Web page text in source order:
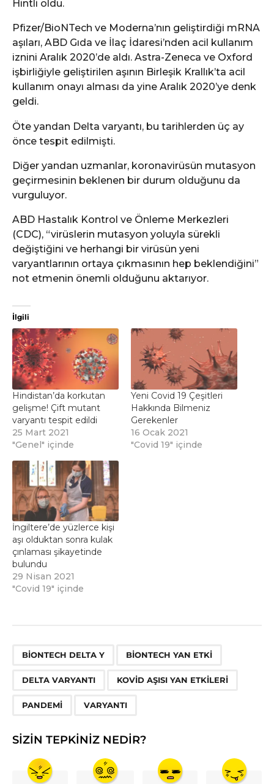
Hintli oldu.
Pfizer/BioNTech ve Moderna’nın geliştirdiği mRNA
aşıları, ABD Gıda ve İlaç İdaresi’nden acil kullanım
iznini Aralık 2020’de aldı. Astra-Zeneca ve Oxford
işbirliğiyle geliştirilen aşının Birleşik Krallık’ta acil
kullanım onayı alması da yine Aralık 2020’ye denk
geldi.
Öte yandan Delta varyantı, bu tarihlerden üç ay
önce tespit edilmişti.
Diğer yandan uzmanlar, koronavirüsün mutasyon
geçirmesinin beklenen bir durum olduğunu da
vurguluyor.
ABD Hastalık Kontrol ve Önleme Merkezleri
(CDC), “virüslerin mutasyon yoluyla sürekli
değiştiğini ve herhangi bir virüsün yeni
varyantlarının ortaya çıkmasının hep beklendiğini”
not etmenin önemli olduğunu aktarıyor.
İlgili
Hindistan’da korkutan
gelişme! Çift mutant
varyantı tespit edildi
25 Mart 2021
"Genel" içinde
Yeni Covid 19 Çeşitleri
Hakkında Bilmeniz
Gerekenler
16 Ocak 2021
"Covid 19" içinde
İngiltere’de yüzlerce kişi
aşı olduktan sonra kulak
çınlaması şikayetinde
bulundu
29 Nisan 2021
"Covid 19" içinde
BIONTECH DELTA Y BIONTECH YAN ETKI
DELTA VARYANTI KOVID AŞISI YAN ETKILERI
PANDEMI VARYANTI
SIZIN TEPKINIZ NEDIR?